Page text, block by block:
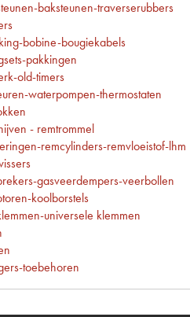
baksteunen-traverserubbers
bobine-bougiekabels
pakkingen
old-timers
waterpompen-thermostaten
- remtrommel
remcylinders-remvloeistof-lhm
gasveerdempers-veerbollen
koolborstels
universele klemmen
toebehoren